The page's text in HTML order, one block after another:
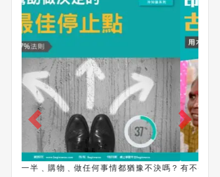
有不公義的地方，就會有人反抗，印度婦女們